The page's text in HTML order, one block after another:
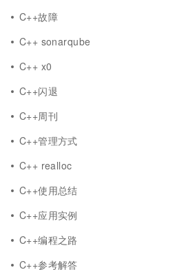
C++故障
C++ sonarqube
C++ x0
C++闪退
C++周刊
C++管理方式
C++ realloc
C++使用总结
C++应用实例
C++编程之路
C++参考解答